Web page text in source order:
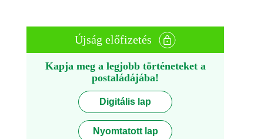
Újság előfizetés
Kapja meg a legjobb történeteket a
postaládájába!
Digitális lap
Nyomtatott lap